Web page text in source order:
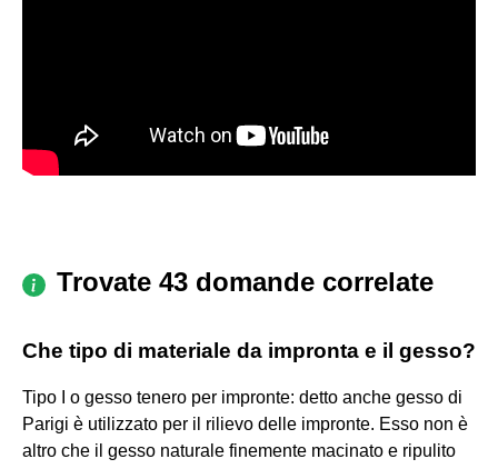
Trovate 43 domande correlate
Che tipo di materiale da impronta e il gesso?
Tipo I o gesso tenero per impronte: detto anche gesso di
Parigi è utilizzato per il rilievo delle impronte. Esso non è
altro che il gesso naturale finemente macinato e ripulito